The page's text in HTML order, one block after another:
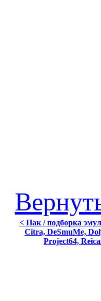
< Пак / подборка
Citra, DeSmuMe,
Project64,